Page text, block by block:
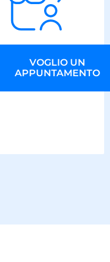
VOGLIO UN
APPUNTAMENTO